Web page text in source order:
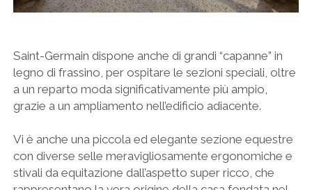
Saint-Germain dispone anche di grandi “capanne” in
legno di frassino, per ospitare le sezioni speciali, oltre
a un reparto moda significativamente più ampio,
grazie a un ampliamento nell’edificio adiacente.
Vi è anche una piccola ed elegante sezione equestre
con diverse selle meravigliosamente ergonomiche e
stivali da equitazione dall’aspetto super ricco, che